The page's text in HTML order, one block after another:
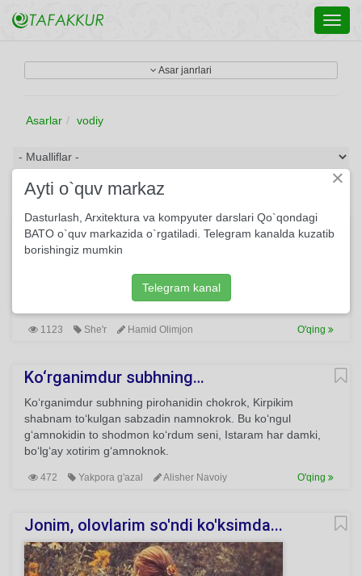
Asar janrlari
Asarlar vodiy
Bo'lsam
Na bo'lg'ay bir nafas men ham yonog'ing uzra xol bo'lsam,
Butog'ingga qo'nib bulbul kabi xonish qilib tunlar, O'pib
g'unchangni ochmoqliqqa tong chog'i shamol bo'lsam.
1123 She'r Hamid Olimjon O'qing
Ko‘rganimdur subhning…
Ko‘rganimdur subhning pirohanidin chokrok, Kirpikim
shabnam to‘kulgan sabzadin namnokrok. Bu ko‘ngul
g‘amnokidin to shodmon ko‘rdum seni, Istaram har damki,
bo‘lg‘ay xotirim g‘amnoknok.
472 Yakpora g'azal Alisher Navoiy O'qing
Jonim, olovlarim so'ndi ko'ksimda...
×
Ayti o`quv markaz
Dasturlash, Arxitektura va kompyuter darslari Qo`qondagi
BATO o`quv markazida o`rgatiladi. Telegram kanalda kuzatib
borishingiz mumkin
Telegram kanal